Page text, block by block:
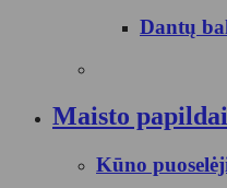
Dantų
Maisto papildai
Kūno